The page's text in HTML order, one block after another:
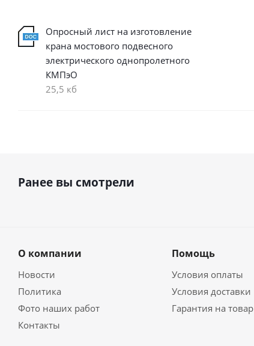
Опросный лист на изготовление
крана мостового подвесного
электрического однопролетного
КМПэО
25,5 кб
Ранее вы смотрели
О компании
Новости
Политика
Фото наших работ
Контакты
Помощь
Условия оплаты
Условия доставки
Гарантия на товар